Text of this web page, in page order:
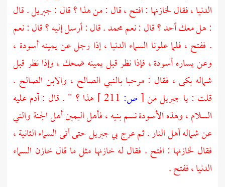
الدنيا ، فقال لخازنها : افتح ، قال : من هذا ؟ قال :جبريل. قال
: هل معك أحد ؟ قال : نعممحمد. قال : أرسل إليه ؟ قال : نعم
. ففتح ، فلما علونا السماء الدنيا ، إذا رجل عن يمينه أسودة ،
وعن يساره أسودة ، فإذا نظر قبل يمينه ضحك ، وإذا نظر قبل
شماله بكى ، فقال : مرحبا بالنبي الصالح ، والابن الصالح .
قلت : يا جبريلمن[ص: هذا ؟ " . قال :آدمعليه
السلام ، وهذه الأسودة نسم بنيه ، فأهل اليمين أهل الجنة والتي
عن شماله أهل النار . ثم عرج بيجبريلحتى أتى السماء الثانية ،
فقال لخازنها : افتح . فقال له خازنها مثل ما قال خازن السماء
الدنيا ، ففتح .